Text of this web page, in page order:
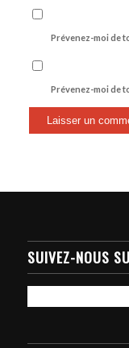
Prévenez-moi de
Prévenez-moi de
SUIVEZ-NOUS